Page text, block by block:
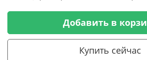
Добавить в
Купить сейчас